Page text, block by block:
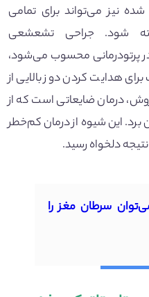
شده نیز می‌تواند برای تمامی
شود. جراحی تشعشعی
پرتودرمانی محسوب می‌شود،
هدایت کردن دوز بالایی از
درمان ضایعاتی است که از
برد. این شیوه از درمان کم‌خطر
دلخواه رسید.
سرطان مغز را